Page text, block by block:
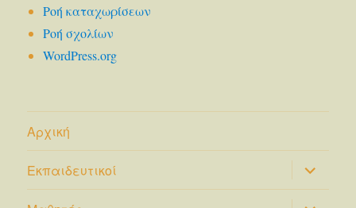
Ροή καταχωρίσεων
Ροή σχολίων
WordPress.org
Αρχική
Εκπαιδευτικοί του
μενού